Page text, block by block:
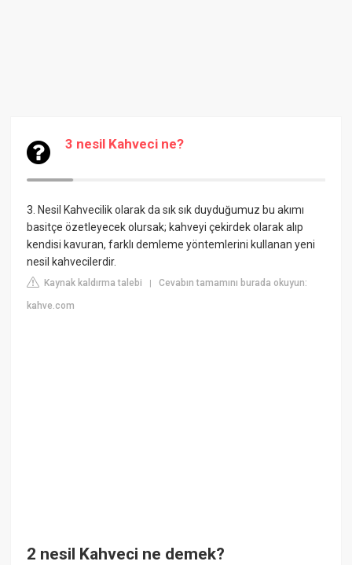
3 nesil Kahveci ne?
3. Nesil Kahvecilik olarak da sık sık duyduğumuz bu akımı
basitçe özetleyecek olursak; kahveyi çekirdek olarak alıp
kendisi kavuran, farklı demleme yöntemlerini kullanan yeni
nesil kahvecilerdir.
Kaynak kaldırma talebi |Cevabın tamamını burada okuyun:
kahve.com
2 nesil Kahveci ne demek?